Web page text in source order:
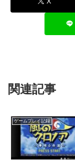
関連記事
ゲームプレイ記録